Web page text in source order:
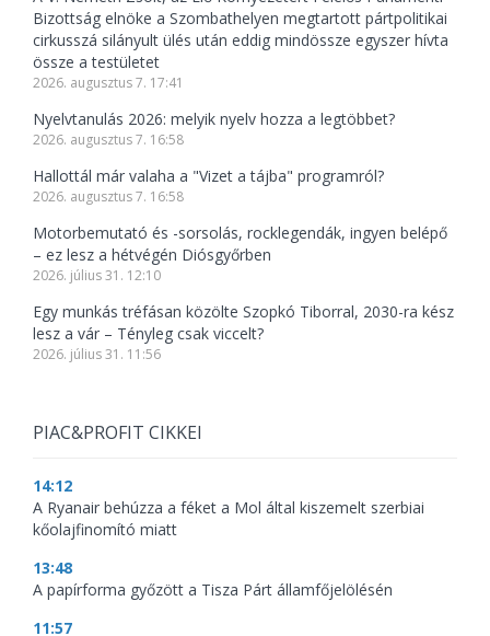
Bizottság elnöke a Szombathelyen megtartott pártpolitikai
cirkusszá silányult ülés után eddig mindössze egyszer hívta
össze a testületet
2026. augusztus 7. 17:41
Nyelvtanulás 2026: melyik nyelv hozza a legtöbbet?
2026. augusztus 7. 16:58
Hallottál már valaha a "Vizet a tájba" programról?
2026. augusztus 7. 16:58
Motorbemutató és -sorsolás, rocklegendák, ingyen belépő
– ez lesz a hétvégén Diósgyőrben
2026. július 31. 12:10
Egy munkás tréfásan közölte Szopkó Tiborral, 2030-ra kész
lesz a vár – Tényleg csak viccelt?
2026. július 31. 11:56
PIAC&PROFIT CIKKEI
14:12
A Ryanair behúzza a féket a Mol által kiszemelt szerbiai
kőolajfinomító miatt
13:48
A papírforma győzött a Tisza Párt államfőjelölésén
11:57